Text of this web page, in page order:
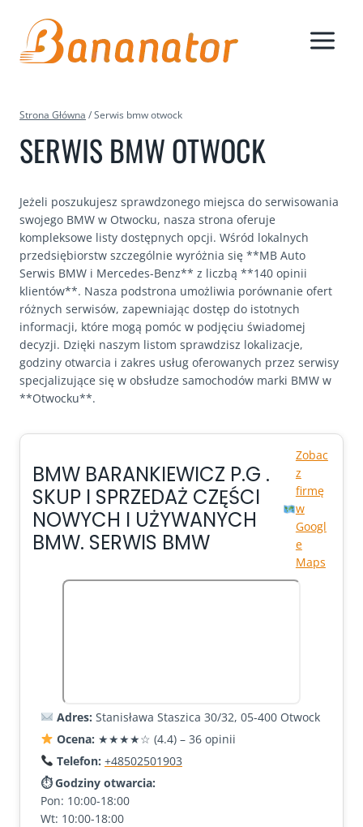
treści
Strona Główna /Serwis bmw otwock
SERWIS BMW OTWOCK
Jeżeli poszukujesz sprawdzonego miejsca do serwisowania
swojego BMW w Otwocku, nasza strona oferuje
kompleksowe listy dostępnych opcji. Wśród lokalnych
przedsiębiorstw szczególnie wyróżnia się **MB Auto
Serwis BMW i Mercedes-Benz** z liczbą **140 opinii
klientów**. Nasza podstrona umożliwia porównanie ofert
różnych serwisów, zapewniając dostęp do istotnych
informacji, które mogą pomóc w podjęciu świadomej
decyzji. Dzięki naszym listom sprawdzisz lokalizacje,
godziny otwarcia i zakres usług oferowanych przez serwisy
specjalizujące się w obsłudze samochodów marki BMW w
**Otwocku**.
BMW BARANKIEWICZ P.G .
SKUP I SPRZEDAŻ CZĘŚCI
NOWYCH I UŻYWANYCH
BMW. SERWIS BMW
Zobac
z
firmę
w
Googl
e
Maps
Adres: Stanisława Staszica 30/32, 05-400 Otwock
Ocena: ★★★★☆ (4.4) – 36 opinii
Telefon: +48502501903
⏱ Godziny otwarcia:
Pon: 10:00-18:00
Wt: 10:00-18:00